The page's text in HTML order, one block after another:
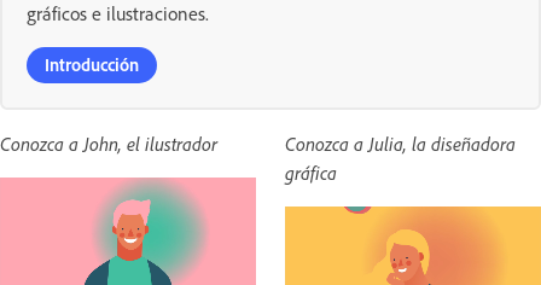
gráficos e ilustraciones.
Introducción
Conozca a John, el ilustrador
Conozca a Julia, la diseñadora
gráfica